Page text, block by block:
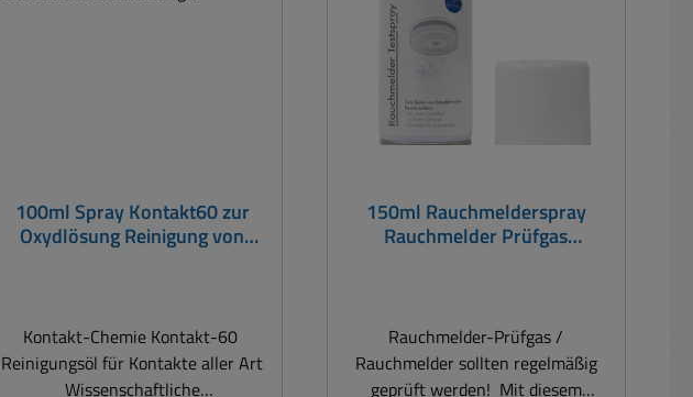
100ml Spray Kontakt60 zur
Oxydlösung Reinigung von
Kontakt-Chemie Kontakt-60
Reinigungsöl für Kontakte aller Art
Wissenschaftliche
150ml Rauchmelderspray
Rauchmelder Prüfgas
Rauchmelder-Prüfgas /
Rauchmelder sollten regelmäßig
geprüft werden! Mit diesem